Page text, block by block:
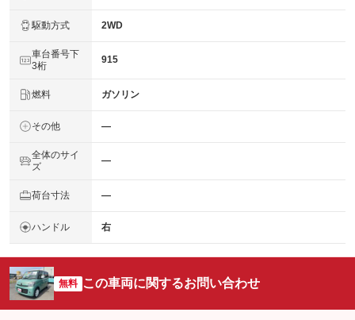
駆動方式 2WD
車台番号下
3桁
915
燃料 ガソリン
その他 ―
全体のサイ
ズ
―
荷台寸法 ―
ハンドル 右
無料 この車両に関するお問い合わせ